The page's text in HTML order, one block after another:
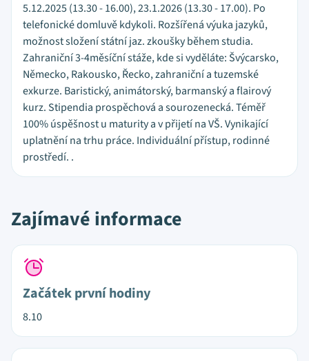
5.12.2025 (13.30 - 16.00), 23.1.2026 (13.30 - 17.00). Po
telefonické domluvě kdykoli. Rozšířená výuka jazyků,
možnost složení státní jaz. zkoušky během studia.
Zahraniční 3-4měsíční stáže, kde si vyděláte: Švýcarsko,
Německo, Rakousko, Řecko, zahraniční a tuzemské
exkurze. Baristický, animátorský, barmanský a flairový
kurz. Stipendia prospěchová a sourozenecká. Téměř
100% úspěšnost u maturity a v přijetí na VŠ. Vynikající
uplatnění na trhu práce. Individuální přístup, rodinné
prostředí. .
Zajímavé informace
Začátek první hodiny
8.10